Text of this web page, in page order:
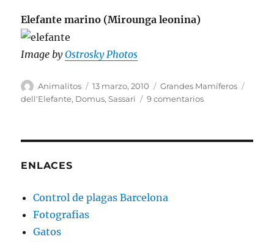
Elefante marino (Mirounga leonina)
Image byOstrosky Photos
Autor
Animalitos
Publicado
el
13 marzo, 2010 Categorías
Grandes Mamíferos
dell'Elefante, Domus,Sassari 9 comentariosen
ENLACES
Control de plagas Barcelona
Fotografias
Gatos